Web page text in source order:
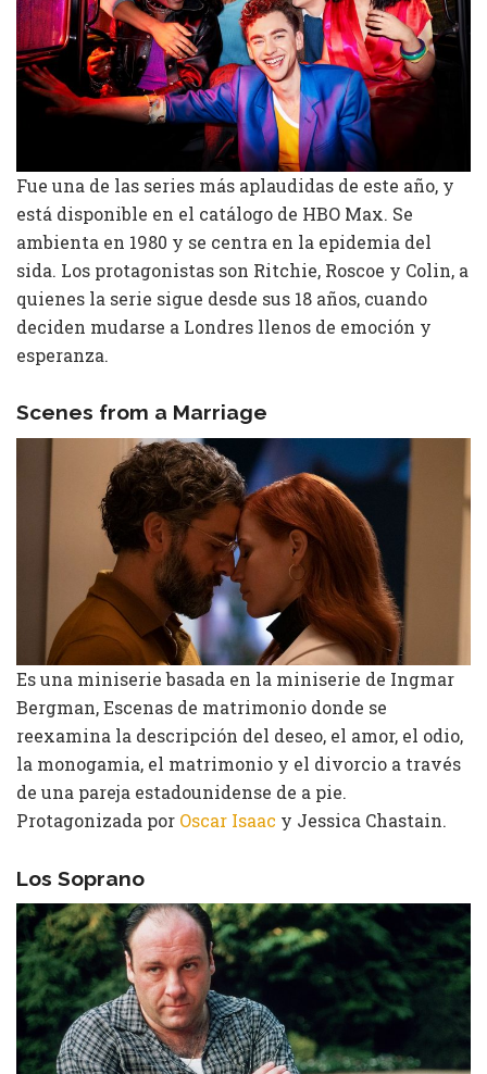
Fue una de las series más aplaudidas de este año, y
está disponible en el catálogo de HBO Max. Se
ambienta en 1980 y se centra en la epidemia del
sida. Los protagonistas son Ritchie, Roscoe y Colin, a
quienes la serie sigue desde sus 18 años, cuando
deciden mudarse a Londres llenos de emoción y
esperanza.
Scenes from a Marriage
Es una miniserie basada en la miniserie de Ingmar
Bergman, Escenas de matrimonio donde se
reexamina la descripción del deseo, el amor, el odio,
la monogamia, el matrimonio y el divorcio a través
de una pareja estadounidense de a pie.
Protagonizada por Oscar Isaac y Jessica Chastain.
Los Soprano